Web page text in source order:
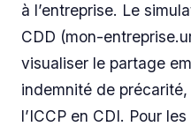
à l’entreprise. Le
CDD (mon-
visualiser le partage
indemnité de précarité,
l’ICCP en CDI. Pour